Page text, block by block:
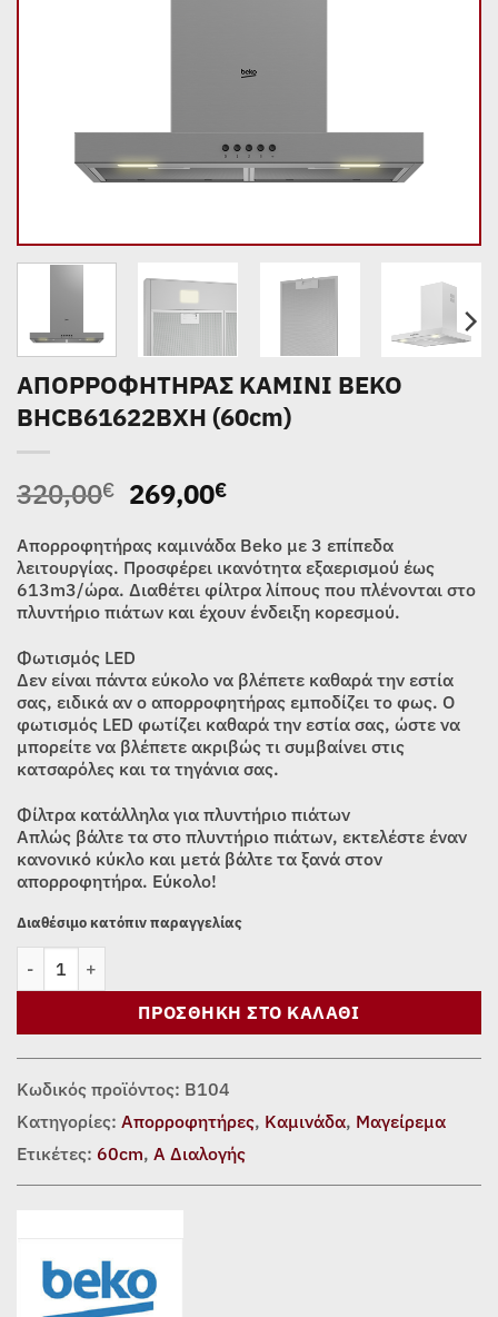
ΑΠΟΡΡΟΦΗΤΗΡΑΣ ΚΑΜΙΝΙ BEKO
BHCB61622BXH (60cm)
320,00€ Original
price
was:
320,00€.
269,00€Η
τιμή
είναι:
269,00€.
Απορροφητήρας καμινάδα Beko με 3 επίπεδα
λειτουργίας. Προσφέρει ικανότητα εξαερισμού έως
613m3/ώρα. Διαθέτει φίλτρα λίπους που πλένονται στο
πλυντήριο πιάτων και έχουν ένδειξη κορεσμού.
Φωτισμός LED
Δεν είναι πάντα εύκολο να βλέπετε καθαρά την εστία
σας, ειδικά αν ο απορροφητήρας εμποδίζει το φως. Ο
φωτισμός LED φωτίζει καθαρά την εστία σας, ώστε να
μπορείτε να βλέπετε ακριβώς τι συμβαίνει στις
κατσαρόλες και τα τηγάνια σας.
Φίλτρα κατάλληλα για πλυντήριο πιάτων
Απλώς βάλτε τα στο πλυντήριο πιάτων, εκτελέστε έναν
κανονικό κύκλο και μετά βάλτε τα ξανά στον
απορροφητήρα. Εύκολο!
Διαθέσιμο κατόπιν παραγγελίας
ΑΠΟΡΡΟΦΗΤΗΡΑΣ ΚΑΜΙΝΙ BEKO BHCB61622BXH (60cm)
ΠΡΟΣΘΉΚΗ ΣΤΟ ΚΑΛΆΘΙ
Κωδικός προϊόντος: Β104
Κατηγορίες: Απορροφητήρες, Καμινάδα, Μαγείρεμα
Ετικέτες: 60cm, Α Διαλογής